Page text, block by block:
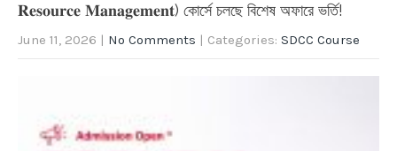
𝐑𝐞𝐬𝐨𝐮𝐫𝐜𝐞 𝐌𝐚𝐧𝐚𝐠𝐞𝐦𝐞𝐧𝐭) কোর্সে চলছে বিশেষ অফারে ভর্তি!
June 11, 2026 | No Comments | Categories: SDCC Course